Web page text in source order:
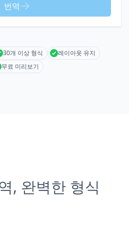
번역
30개 이상 형식
레이아웃 유지
무료 미리보기
, 완벽한 형식